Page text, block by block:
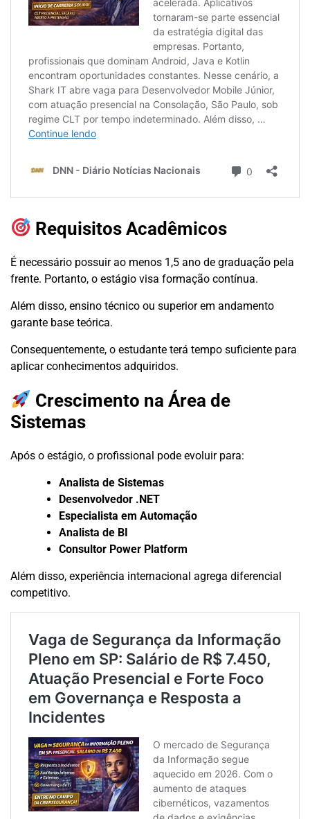
Requisitos Acadêmicos
É necessário possuir ao menos 1,5 ano de graduação pela
frente. Portanto, o estágio visa formação contínua.
Além disso, ensino técnico ou superior em andamento
garante base teórica.
Consequentemente, o estudante terá tempo suficiente para
aplicar conhecimentos adquiridos.
Crescimento na Área de
Sistemas
Após o estágio, o profissional pode evoluir para:
Analista de Sistemas
Desenvolvedor .NET
Especialista em Automação
Analista de BI
Consultor Power Platform
Além disso, experiência internacional agrega diferencial
competitivo.